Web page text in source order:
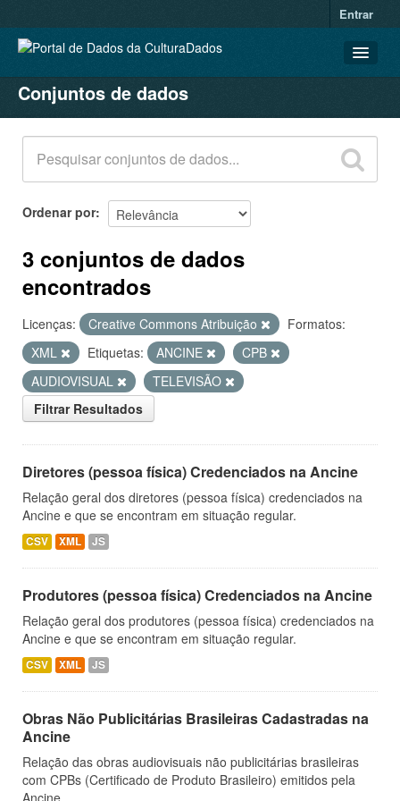
Entrar
CONJUNTOS DE DADOS
ORGANIZAÇÕES
GRUPOS
SOBRE
Conjuntos de dados
Ordenar por
3 conjuntos de dados
encontrados
Licenças: Creative Commons Atribuição
Formatos:
XML
Etiquetas: ANCINE
CPB
AUDIOVISUAL
TELEVISÃO
Filtrar Resultados
Diretores (pessoa física) Credenciados na Ancine
Relação geral dos diretores (pessoa física) credenciados na
Ancine e que se encontram em situação regular.
CSV XML JS
Produtores (pessoa física) Credenciados na Ancine
Relação geral dos produtores (pessoa física) credenciados na
Ancine e que se encontram em situação regular.
CSV XML JS
Obras Não Publicitárias Brasileiras Cadastradas na
Ancine
Relação das obras audiovisuais não publicitárias brasileiras
com CPBs (Certificado de Produto Brasileiro) emitidos pela
Ancine.